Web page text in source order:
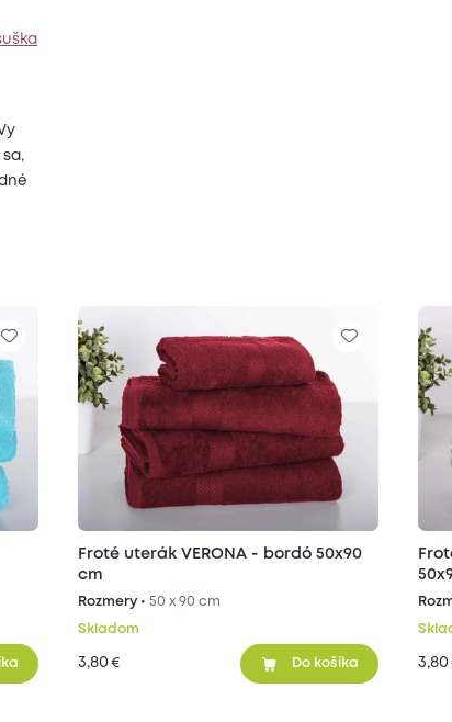
Froté uterák VERONA - bordó 50x90
cm
Rozmery •50 x 90 cm
Skladom
3,80 € Do košíka 3,80